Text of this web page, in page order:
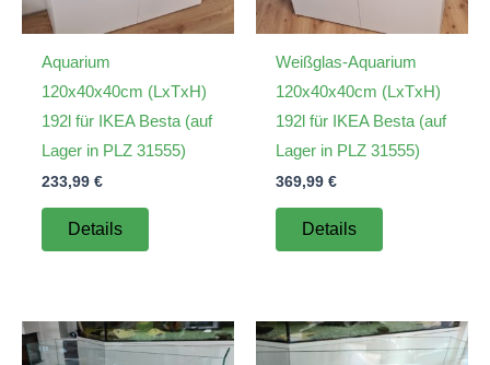
Aquarium
120x40x40cm (LxTxH)
192l für IKEA Besta (auf
Lager in PLZ 31555)
233,99 €
Details
Weißglas-Aquarium
120x40x40cm (LxTxH)
192l für IKEA Besta (auf
Lager in PLZ 31555)
369,99 €
Details